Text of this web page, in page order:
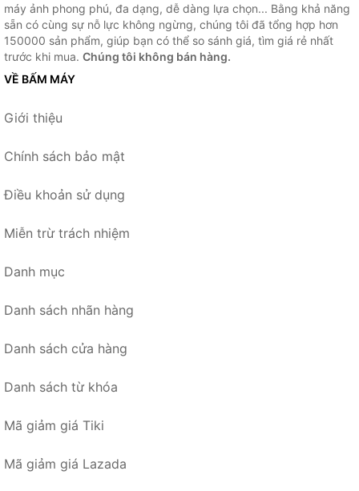
máy ảnh phong phú, đa dạng, dễ dàng lựa chọn... Bằng khả năng
sẵn có cùng sự nỗ lực không ngừng, chúng tôi đã tổng hợp hơn
150000 sản phẩm, giúp bạn có thể so sánh giá, tìm giá rẻ nhất
trước khi mua. Chúng tôi không bán hàng.
VỀ BẤM MÁY
Giới thiệu
Chính sách bảo mật
Điều khoản sử dụng
Miễn trừ trách nhiệm
Danh mục
Danh sách nhãn hàng
Danh sách cửa hàng
Danh sách từ khóa
Mã giảm giá Tiki
Mã giảm giá Lazada